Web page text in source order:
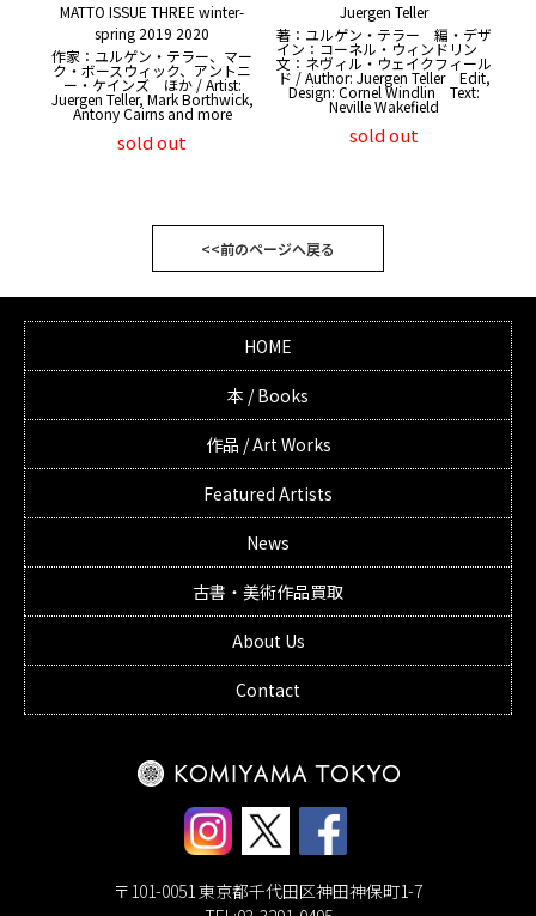
MATTO ISSUE THREE winter-
spring 2019 2020
作家：ユルゲン・テラー、マー
ク・ボースウィック、アントニ
ー・ケインズ ほか / Artist:
Juergen Teller, Mark Borthwick,
Antony Cairns and more
sold out
Juergen Teller
著：ユルゲン・テラー 編・デザ
イン：コーネル・ウィンドリン
文：ネヴィル・ウェイクフィール
ド / Author: Juergen Teller Edit,
Design: Cornel Windlin Text:
Neville Wakefield
sold out
<<前のページへ戻る
HOME
本 / Books
作品 / Art Works
Featured Artists
News
古書・美術作品買取
About Us
Contact
〒101-0051 東京都千代田区神田神保町1-7